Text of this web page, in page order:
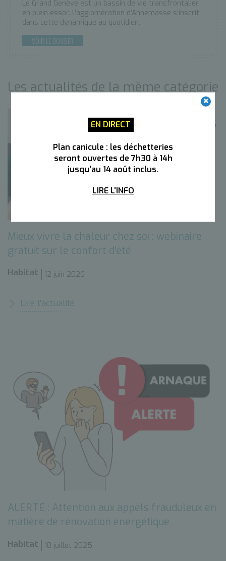
EN DIRECT
Plan canicule : les déchetteries
seront ouvertes de 7h30 à 14h
jusqu'au 14 août inclus.
LIRE L'INFO
Le Grand Genève est un bassin de vie transfrontalier
en plein essor. L’agglomération d’Annemasse s’inscrit
dans cette dynamique au quotidien.
VOIR LE DOSSIER
Les actualités de la même catégorie
Mieux vivre la chaleur chez soi : webinaire
gratuit sur le confort d'été
Habitat 12 juin 2026
Lire l’actualité
ALERTE : Attention aux appels frauduleux en
matière de rénovation énergétique
Habitat 18 juillet 2025